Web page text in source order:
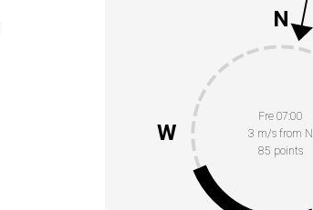
Fre 07:00
3 m/s from N
85 points
N
W